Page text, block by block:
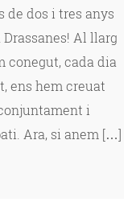
de dos i tres anys
Al llarg
conegut, cada dia
ens hem creuat
i
Ara, si anem […]